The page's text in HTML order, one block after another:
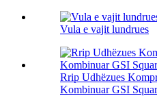
Vula e vajit lundrues
Rrip Udhëzues
Kombinuar GSI